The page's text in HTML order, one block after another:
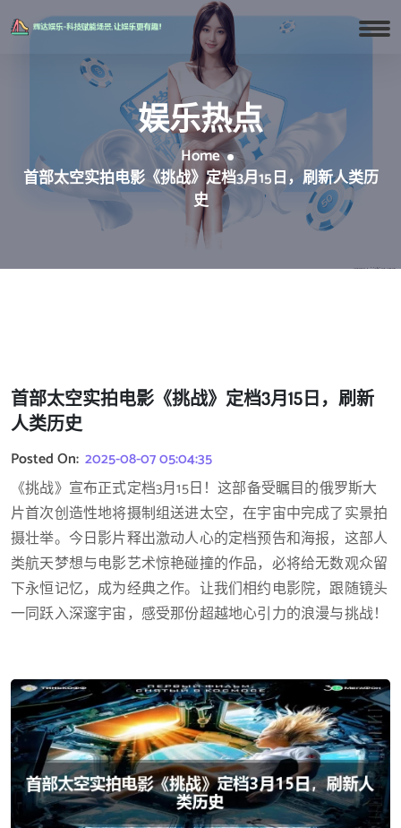
娱乐热点
Home
首部太空实拍电影《挑战》定档3月15日，刷新人类历
史
首部太空实拍电影《挑战》定档3月15日，刷新
人类历史
Posted On: 2025-08-07 05:04:35
《挑战》宣布正式定档3月15日！这部备受瞩目的俄罗斯大
片首次创造性地将摄制组送进太空，在宇宙中完成了实景拍
摄壮举。今日影片释出激动人心的定档预告和海报，这部人
类航天梦想与电影艺术惊艳碰撞的作品，必将给无数观众留
下永恒记忆，成为经典之作。让我们相约电影院，跟随镜头
一同跃入深邃宇宙，感受那份超越地心引力的浪漫与挑战！